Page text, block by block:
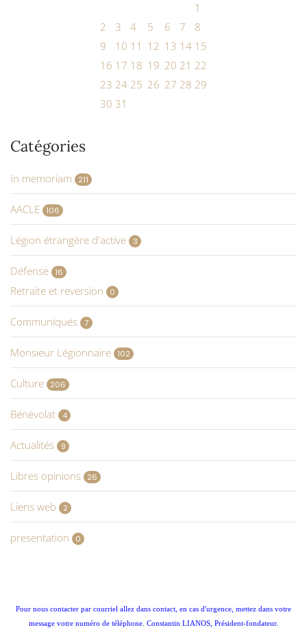
1
2
3 4 5 6 7
8
9
10 11 12 13 14 15
16 17 18 19 20 21 22
23 24 25 26 27 28 29
30 31
Catégories
In memoriam 211
AACLE 106
Légion étrangère d'active 3
Défense 16
Retraite et reversion 0
Communiqués 7
Monsieur Légionnaire 102
Culture 206
Bénévolat 4
Actualités 9
Libres opinions 26
Liens web 2
presentation 0
Pour nous contacter par courriel allez dans contact, en cas d'urgence, mettez dans votre
message votre numéro de téléphone. Constantin LIANOS, Président-fondateur.